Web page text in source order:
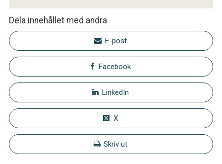
Dela innehållet med andra
E-post
Facebook
LinkedIn
X
Skriv ut